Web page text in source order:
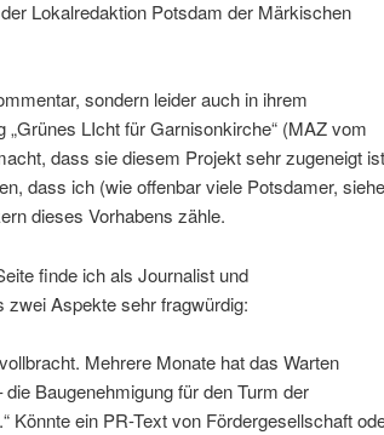
Lokalredaktion Potsdam der Märkischen
sondern leider auch in ihrem
LIcht für Garnisonkirche“ (MAZ vom
dass sie diesem Projekt sehr zugeneigt
dass ich (wie offenbar viele Potsdamer, siehe
dieses Vorhabens zähle.
finde ich als Journalist und
Aspekte sehr fragwürdig:
Mehrere Monate hat das Warten
Baugenehmigung für den Turm der
Könnte ein PR-Text von Fördergesellschaft